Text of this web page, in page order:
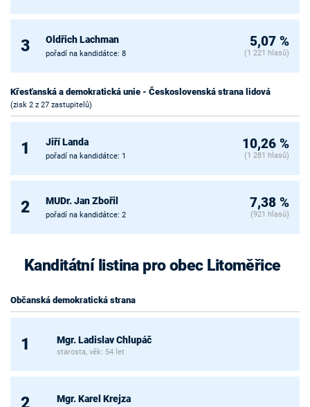
3 Oldřich Lachman
pořadí na kandidátce: 8
5,07 %
(1 221 hlasů)
Křesťanská a demokratická unie - Československá strana lidová
(zisk 2 z 27 zastupitelů)
1 Jiří Landa
pořadí na kandidátce: 1
10,26 %
(1 281 hlasů)
2 MUDr. Jan Zbořil
pořadí na kandidátce: 2
7,38 %
(921 hlasů)
Kanditátní listina pro obec Litoměřice
Občanská demokratická strana
1 Mgr. Ladislav Chlupáč
starosta, věk: 54 let
2 Mgr. Karel Krejza